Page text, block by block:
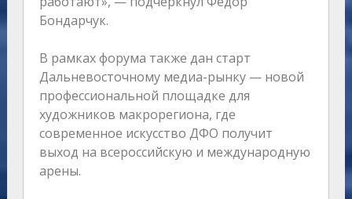
Бондарчук.
В рамках форума также дан старт
Дальневосточному медиа-рынку — новой
профессиональной площадке для
художников макрорегиона, где
современное искусство ДФО получит
выход на всероссийскую и международную
арены.